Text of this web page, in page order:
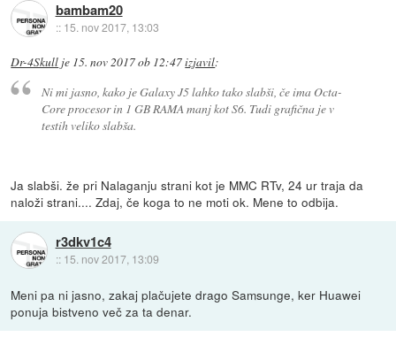
bambam20
:: 15. nov 2017, 13:03
Dr-4Skull je 15. nov 2017 ob 12:47izjavil:
Ni mi jasno, kako je Galaxy J5 lahko tako slabši, če ima Octa-
Core procesor in 1 GB RAMA manj kot S6. Tudi grafična je v
testih veliko slabša.
Ja slabši. že pri Nalaganju strani kot je MMC RTv, 24 ur traja da
naloži strani.... Zdaj, če koga to ne moti ok. Mene to odbija.
r3dkv1c4
:: 15. nov 2017, 13:09
Meni pa ni jasno, zakaj plačujete drago Samsunge, ker Huawei
ponuja bistveno več za ta denar.